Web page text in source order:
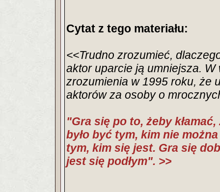
Cytat z tego materiału:
<<Trudno zrozumieć,
aktor uparcie ją umniejsza. W
zrozumienia w 1995 roku, że
aktorów za osoby o
"Gra się po to, żeby
było być tym, kim nie
tym, kim się jest. Gra się
jest się podłym". >>